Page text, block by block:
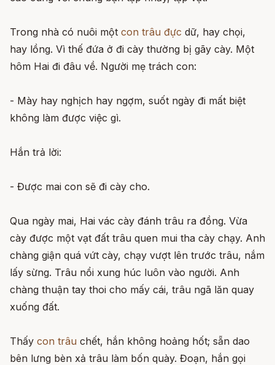
Trong nhà có nuôi một con trâu đực dữ, hay chọi,
hay lồng. Vì thế đứa ở đi cày thường bị gãy cày. Một
hôm Hai đi đâu về. Người mẹ trách con:
- Mày hay nghịch hay ngợm, suốt ngày đi mất biệt
không làm được việc gì.
Hắn trả lời:
- Được mai con sẽ đi cày cho.
Qua ngày mai, Hai vác cày đánh trâu ra đồng. Vừa
cày được một vạt đất trâu quen mui tha cày chạy. Anh
chàng giận quá vứt cày, chạy vượt lên trước trâu, nắm
lấy sừng. Trâu nổi xung húc luôn vào người. Anh
chàng thuận tay thoi cho mấy cái, trâu ngã lăn quay
xuống đất.
Thấy con trâu chết, hắn không hoảng hốt; sẵn dao
bên lưng bèn xả trâu làm bốn quày. Đoạn, hắn gọi